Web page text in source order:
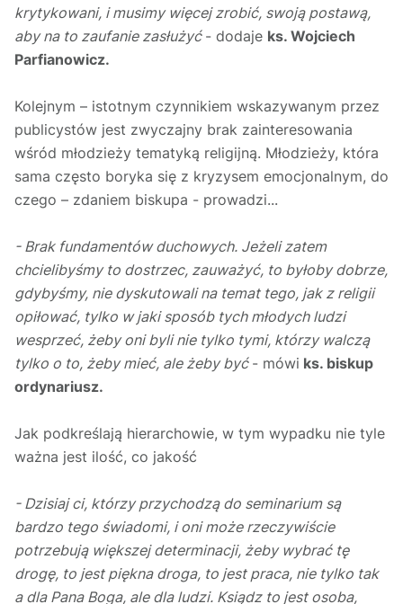
krytykowani, i musimy więcej zrobić, swoją postawą,
aby na to zaufanie zasłużyć - dodaje ks. Wojciech
Parfianowicz.
Kolejnym – istotnym czynnikiem wskazywanym przez
publicystów jest zwyczajny brak zainteresowania
wśród młodzieży tematyką religijną. Młodzieży, która
sama często boryka się z kryzysem emocjonalnym, do
czego – zdaniem biskupa - prowadzi...
- Brak fundamentów duchowych. Jeżeli zatem
chcielibyśmy to dostrzec, zauważyć, to byłoby dobrze,
gdybyśmy, nie dyskutowali na temat tego, jak z religii
opiłować, tylko w jaki sposób tych młodych ludzi
wesprzeć, żeby oni byli nie tylko tymi, którzy walczą
tylko o to, żeby mieć, ale żeby być - mówi ks. biskup
ordynariusz.
Jak podkreślają hierarchowie, w tym wypadku nie tyle
ważna jest ilość, co jakość
- Dzisiaj ci, którzy przychodzą do seminarium są
bardzo tego świadomi, i oni może rzeczywiście
potrzebują większej determinacji, żeby wybrać tę
drogę, to jest piękna droga, to jest praca, nie tylko tak
a dla Pana Boga, ale dla ludzi. Ksiądz to jest osoba,